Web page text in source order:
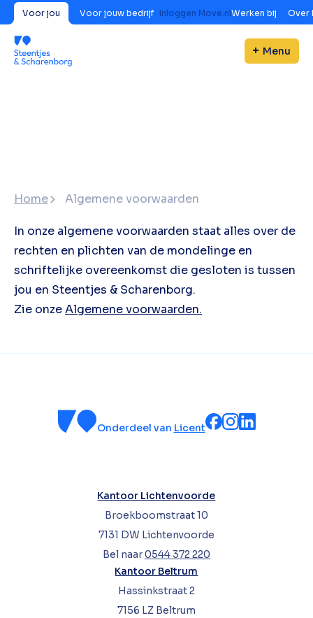
Voor jou Voor jouw bedrijf Inloggen Move.nlWerken bij Over
Menu
Home Algemene voorwaarden
In onze algemene voorwaarden staat alles over de
rechten en plichten van de mondelinge en
schriftelijke overeenkomst die gesloten is tussen
jou en Steentjes & Scharenborg.
Zie onzeAlgemene voorwaarden.
Onderdeel van Licent
Kantoor Lichtenvoorde
Broekboomstraat 10
7131 DW Lichtenvoorde
Bel naar0544 372 220
Kantoor Beltrum
Hassinkstraat 2
7156 LZ Beltrum